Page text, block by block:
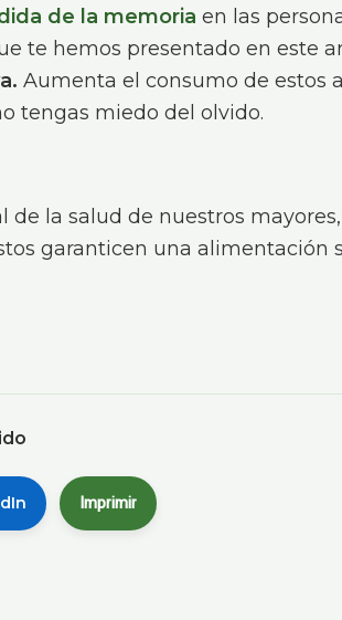
de la memoria en las
te hemos presentado en este
Aumenta el consumo de estos
tengas miedo del olvido.
la salud de nuestros mayores,
garanticen una alimentación
Imprimir